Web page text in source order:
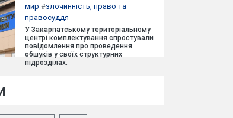
мир #злочинність, право та
правосуддя
У Закарпатському територіальному
центрі комплектування спростували
повідомлення про проведення
обшуків у своїх структурних
підрозділах.